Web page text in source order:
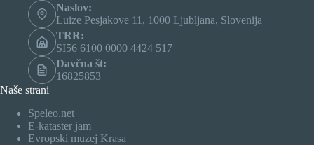
Naslov:
Luize Pesjakove 11, 1000 Ljubljana, Slovenija
TRR:
SI56 6100 0000 4424 517
Davčna št:
16825853
Naše strani
Speleo.net
E-kataster jam
Evropski muzej Krasa